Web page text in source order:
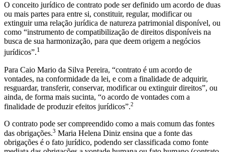
O conceito jurídico de contrato pode ser definido um acordo de duas
ou mais partes para entre si, constituir, regular, modificar ou
extinguir uma relação jurídica de natureza patrimonial disponível, ou
como “instrumento de compatibilização de direitos disponíveis na
busca de sua harmonização, para que deem origem a negócios
jurídicos”.1
Para Caio Mario da Silva Pereira, “contrato é um acordo de
vontades, na conformidade da lei, e com a finalidade de adquirir,
resguardar, transferir, conservar, modificar ou extinguir direitos”, ou
ainda, de forma mais sucinta, “o acordo de vontades com a
finalidade de produzir efeitos jurídicos”.2
O contrato pode ser compreendido como a mais comum das fontes
das obrigações.3 Maria Helena Diniz ensina que a fonte das
obrigações é o fato jurídico, podendo ser classificada como fonte